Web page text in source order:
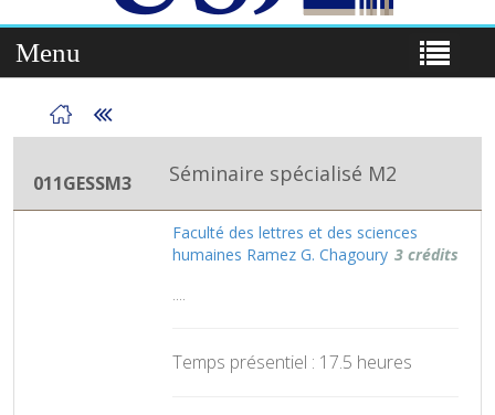
Menu
011GESSM3 Séminaire spécialisé M2
Faculté des lettres et des sciences
humaines Ramez G. Chagoury 3 crédits
....
Temps présentiel : 17.5 heures